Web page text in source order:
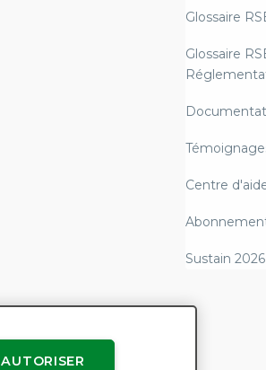
Glossaire
Glossaire
Centre
Sustain 2026
AUTORISER